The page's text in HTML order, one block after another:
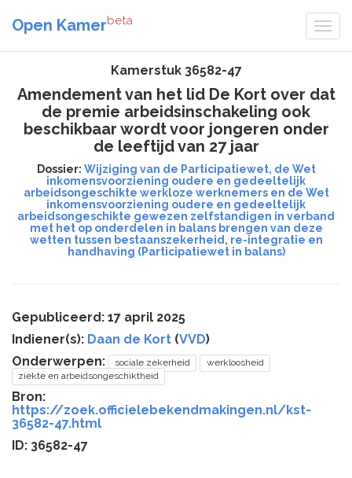
Open Kamerbeta
Kamerstuk 36582-47
Amendement van het lid De Kort over dat
de premie arbeidsinschakeling ook
beschikbaar wordt voor jongeren onder
de leeftijd van 27 jaar
Dossier: Wijziging van de Participatiewet, de Wet
inkomensvoorziening oudere en gedeeltelijk
arbeidsongeschikte werkloze werknemers en de Wet
inkomensvoorziening oudere en gedeeltelijk
arbeidsongeschikte gewezen zelfstandigen in verband
met het op onderdelen in balans brengen van deze
wetten tussen bestaanszekerheid, re-integratie en
handhaving (Participatiewet in balans)
Gepubliceerd: 17 april 2025
Indiener(s): Daan de Kort (VVD)
Onderwerpen:
sociale zekerheid
werkloosheid
ziekte en arbeidsongeschiktheid
Bron:
https://zoek.officielebekendmakingen.nl/kst-
36582-47.html
ID: 36582-47